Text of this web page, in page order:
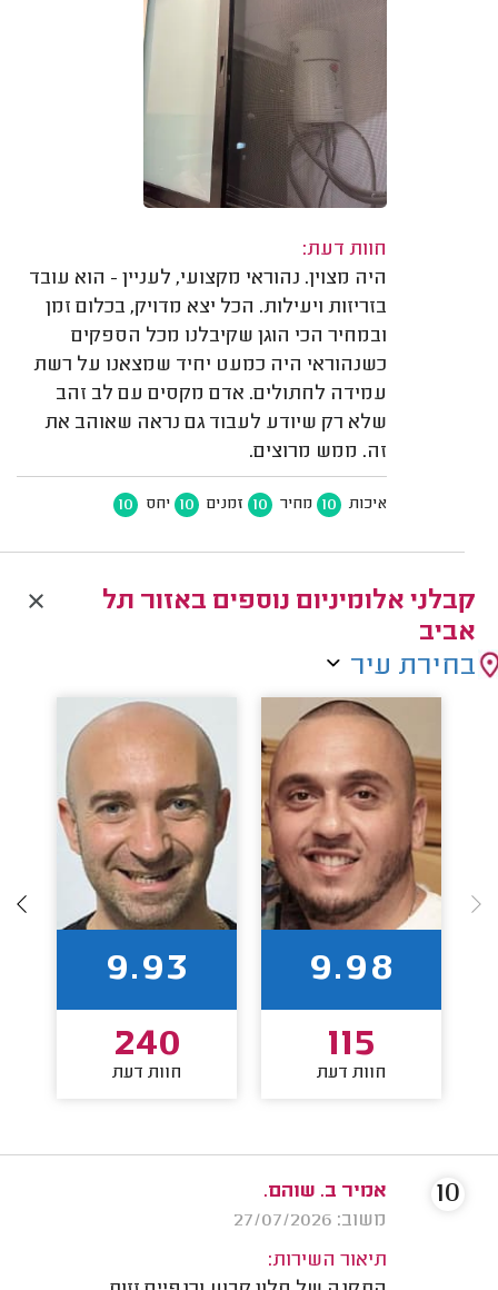
חוות דעת:
היה מצוין. נהוראי מקצועי, לעניין - הוא עובד
בזריזות ויעילות. הכל יצא מדויק, בכלום זמן
ובמחיר הכי הוגן שקיבלנו מכל הספקים
כשנהוראי היה כמעט יחיד שמצאנו על רשת
עמידה לחתולים. אדם מקסים עם לב זהב
שלא רק שיודע לעבוד גם נראה שאוהב את
זה. ממש מרוצים.
איכות 10 מחיר 10 זמנים 10 יחס 10
קבלני אלומיניום נוספים באזור תל
אביב
בחירת עיר
9.98
115
חוות דעת
9.93
240
חוות דעת
אמיר ב. שוהם.
משוב: 27/07/2026
תיאור השירות:
10